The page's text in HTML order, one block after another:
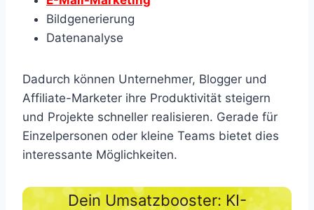
Bildgenerierung
Datenanalyse
Dadurch können Unternehmer, Blogger und
Affiliate-Marketer ihre Produktivität steigern
und Projekte schneller realisieren. Gerade für
Einzelpersonen oder kleine Teams bietet dies
interessante Möglichkeiten.
Dein Umsatzbooster: KI-